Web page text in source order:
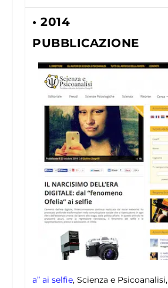
• 2014
PUBBLICAZIONE
a” ai selfie, Scienza e Psicoanalisi,